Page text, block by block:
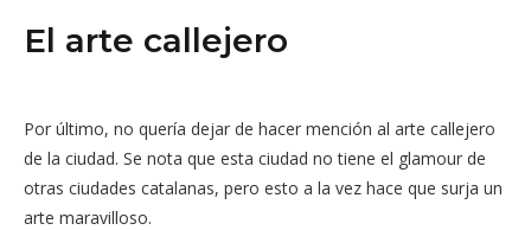
El arte callejero
Por último, no quería dejar de hacer mención al arte callejero
de la ciudad. Se nota que esta ciudad no tiene el glamour de
otras ciudades catalanas, pero esto a la vez hace que surja un
arte maravilloso.